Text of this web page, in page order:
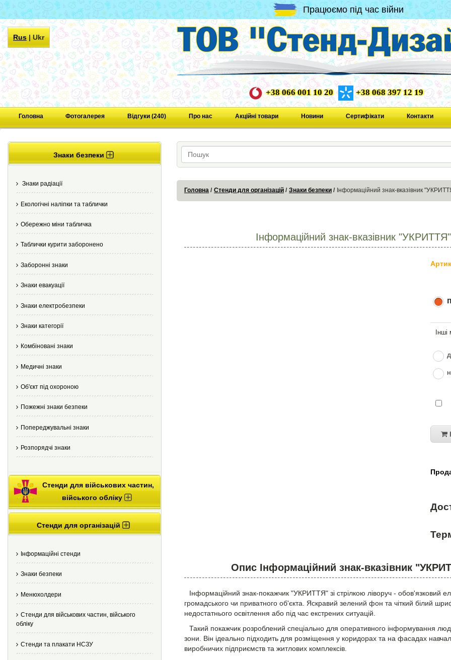
Працюємо під час війни
Rus|Ukr
+38 066 001 10 20 +38 068 397 12 19
Головна Фотогалерея Відгуки (240) Про нас Акційні товари Новини Сертифікати Контакти
Знаки безпеки
Знаки радіації
Екологічні наліпки та таблички
Обережно міни табличка
Таблички курити заборонено
Заборонні знаки
Знаки евакуації
Знаки електробезпеки
Знаки категорії
Комбіновані знаки
Медичні знаки
Об'єкт під охороною
Пожежні знаки безпеки
Попереджувальні знаки
Розпорядчі знаки
Стенди для військових частин,
війського обліку
Стенди для організацій
Інформаційні стенди
Знаки безпеки
Менюхолдери
Стенди для військових частин, війського
обліку
Стенди та плакати НСЗУ
Головна Стенди для організацій Знаки безпеки Інформаційний знак-вказівник
Інформаційний знак-вказівник
Опис Інформаційний знак-вказівник
Інформаційний знак-покажчик "УКРИТТЯ" зі стрілкою ліворуч - обов'язковий
громадського чи приватного об'єкта. Яскравий зелений фон та чіткий білий
недостатнього освітлення або під час екстрених ситуацій.
Такий покажчик розроблений спеціально для оперативного інформування
зони. Він ідеально підходить для розміщення у коридорах та на фасадах
виробничих підприємств та житлових комплексів.